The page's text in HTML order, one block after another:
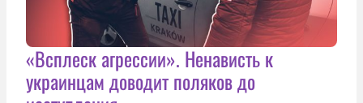
«Всплеск агрессии». Ненависть к
украинцам доводит поляков до